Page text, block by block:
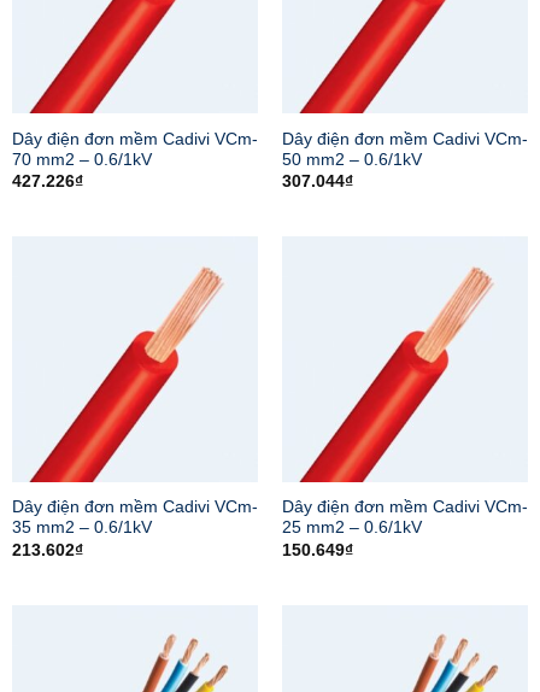
Dây điện đơn mềm Cadivi VCm-
70 mm2 – 0.6/1kV
427.226₫
Dây điện đơn mềm Cadivi VCm-
50 mm2 – 0.6/1kV
307.044₫
Dây điện đơn mềm Cadivi VCm-
35 mm2 – 0.6/1kV
213.602₫
Dây điện đơn mềm Cadivi VCm-
25 mm2 – 0.6/1kV
150.649₫